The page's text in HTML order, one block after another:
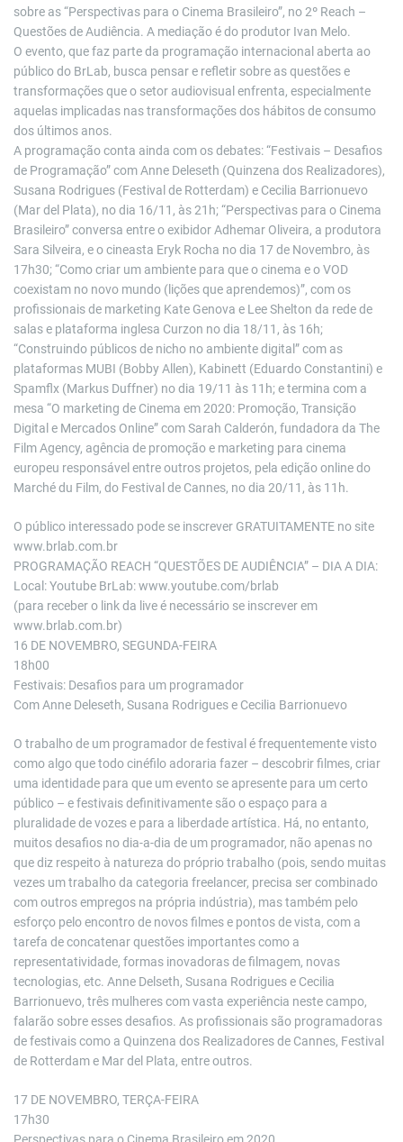
sobre as “Perspectivas para o Cinema Brasileiro”, no 2º Reach –
Questões de Audiência. A mediação é do produtor Ivan Melo.
O evento, que faz parte da programação internacional aberta ao
público do BrLab, busca pensar e refletir sobre as questões e
transformações que o setor audiovisual enfrenta, especialmente
aquelas implicadas nas transformações dos hábitos de consumo
dos últimos anos.
A programação conta ainda com os debates: “Festivais – Desafios
de Programação” com Anne Deleseth (Quinzena dos Realizadores),
Susana Rodrigues (Festival de Rotterdam) e Cecilia Barrionuevo
(Mar del Plata), no dia 16/11, às 21h; “Perspectivas para o Cinema
Brasileiro” conversa entre o exibidor Adhemar Oliveira, a produtora
Sara Silveira, e o cineasta Eryk Rocha no dia 17 de Novembro, às
17h30; “Como criar um ambiente para que o cinema e o VOD
coexistam no novo mundo (lições que aprendemos)”, com os
profissionais de marketing Kate Genova e Lee Shelton da rede de
salas e plataforma inglesa Curzon no dia 18/11, às 16h;
“Construindo públicos de nicho no ambiente digital” com as
plataformas MUBI (Bobby Allen), Kabinett (Eduardo Constantini) e
Spamflx (Markus Duffner) no dia 19/11 às 11h; e termina com a
mesa “O marketing de Cinema em 2020: Promoção, Transição
Digital e Mercados Online” com Sarah Calderón, fundadora da The
Film Agency, agência de promoção e marketing para cinema
europeu responsável entre outros projetos, pela edição online do
Marché du Film, do Festival de Cannes, no dia 20/11, às 11h.
O público interessado pode se inscrever GRATUITAMENTE no site
www.brlab.com.br
PROGRAMAÇÃO REACH “QUESTÕES DE AUDIÊNCIA” – DIA A DIA:
Local: Youtube BrLab: www.youtube.com/brlab
(para receber o link da live é necessário se inscrever em
www.brlab.com.br)
16 DE NOVEMBRO, SEGUNDA-FEIRA
18h00
Festivais: Desafios para um programador
Com Anne Deleseth, Susana Rodrigues e Cecilia Barrionuevo
O trabalho de um programador de festival é frequentemente visto
como algo que todo cinéfilo adoraria fazer – descobrir filmes, criar
uma identidade para que um evento se apresente para um certo
público – e festivais definitivamente são o espaço para a
pluralidade de vozes e para a liberdade artística. Há, no entanto,
muitos desafios no dia-a-dia de um programador, não apenas no
que diz respeito à natureza do próprio trabalho (pois, sendo muitas
vezes um trabalho da categoria freelancer, precisa ser combinado
com outros empregos na própria indústria), mas também pelo
esforço pelo encontro de novos filmes e pontos de vista, com a
tarefa de concatenar questões importantes como a
representatividade, formas inovadoras de filmagem, novas
tecnologias, etc. Anne Delseth, Susana Rodrigues e Cecilia
Barrionuevo, três mulheres com vasta experiência neste campo,
falarão sobre esses desafios. As profissionais são programadoras
de festivais como a Quinzena dos Realizadores de Cannes, Festival
de Rotterdam e Mar del Plata, entre outros.
17 DE NOVEMBRO, TERÇA-FEIRA
17h30